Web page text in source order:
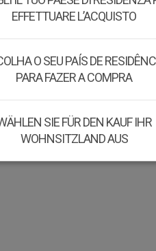
EFFETTUARE L’ACQUISTO
O SEU PAÍS DE
PARA FAZER A COMPRA
SIE FÜR DEN KAUF IHR
WOHNSITZLAND AUS